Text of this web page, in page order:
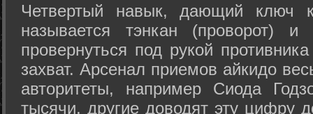
Четвертый навык, дающий ключ
называется тэнкан (проворот)
провернуться под рукой
захват. Арсенал приемов айкидо
авторитеты, например Сиода
тысячи, другие доводят эту цифру